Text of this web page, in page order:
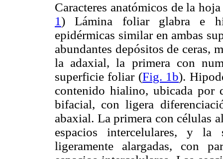
Caracteres anatómicos de la
1) Lámina foliar glabra e
epidérmicas similar en ambas
abundantes depósitos de ceras,
la adaxial, la primera con
superficie foliar (Fig. 1b).
contenido hialino, ubicada por
bifacial, con ligera
abaxial. La primera con células
espacios intercelulares, y la
ligeramente alargadas, con